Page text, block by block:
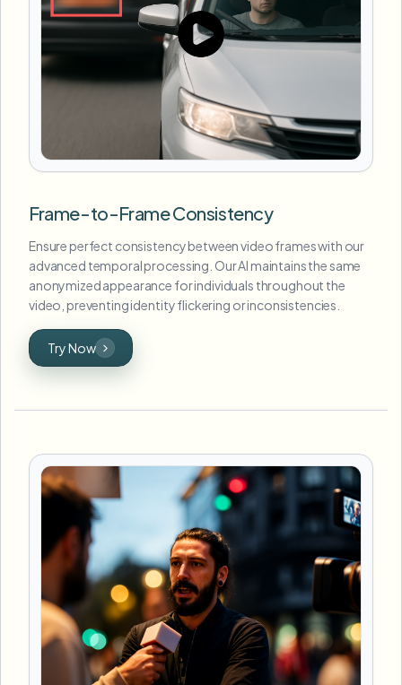
Frame-to-Frame Consistency
Ensure perfect consistency between video frames with our
advanced temporal processing. Our AI maintains the same
anonymized appearance for individuals throughout the
video, preventing identity flickering or inconsistencies.
Try Now